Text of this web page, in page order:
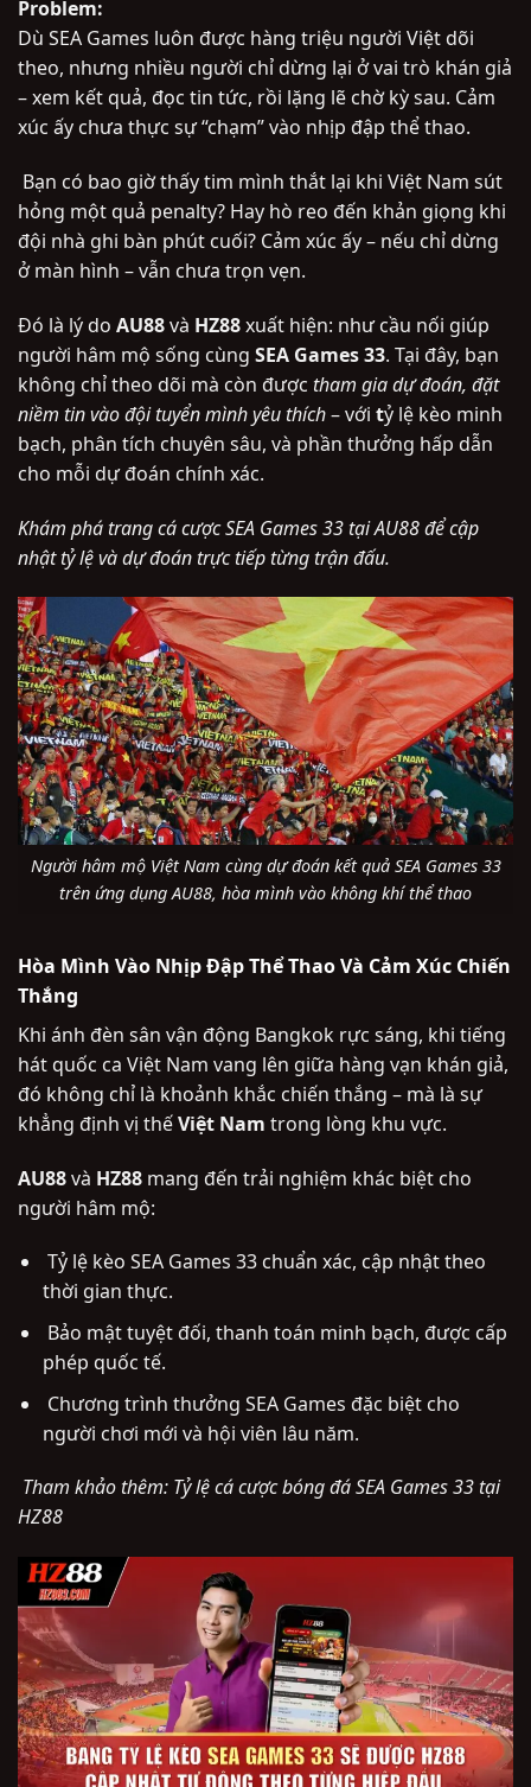
Problem:
Dù SEA Games luôn được hàng triệu người Việt dõi
theo, nhưng nhiều người chỉ dừng lại ở vai trò khán giả
– xem kết quả, đọc tin tức, rồi lặng lẽ chờ kỳ sau. Cảm
xúc ấy chưa thực sự “chạm” vào nhịp đập thể thao.
Bạn có bao giờ thấy tim mình thắt lại khi Việt Nam sút
hỏng một quả penalty? Hay hò reo đến khản giọng khi
đội nhà ghi bàn phút cuối? Cảm xúc ấy – nếu chỉ dừng
ở màn hình – vẫn chưa trọn vẹn.
Đó là lý do AU88và HZ88xuất hiện: như cầu nối giúp
người hâm mộ sống cùng SEA Games 33. Tại đây, bạn
không chỉ theo dõi mà còn được tham gia dự đoán, đặt
niềm tin vào đội tuyển mình yêu thích– với tỷ lệ kèo minh
bạch, phân tích chuyên sâu, và phần thưởng hấp dẫn
cho mỗi dự đoán chính xác.
Khám phá trang cá cược SEA Games 33 tại AU88 để cập
nhật tỷ lệ và dự đoán trực tiếp từng trận đấu.
Người hâm mộ Việt Nam cùng dự đoán kết quả SEA Games 33
trên ứng dụng AU88, hòa mình vào không khí thể thao
Hòa Mình Vào Nhịp Đập Thể Thao Và Cảm Xúc Chiến
Thắng
Khi ánh đèn sân vận động Bangkok rực sáng, khi tiếng
hát quốc ca Việt Nam vang lên giữa hàng vạn khán giả,
đó không chỉ là khoảnh khắc chiến thắng – mà là sự
khẳng định vị thếViệt Nam trong lòng khu vực.
AU88và HZ88 mang đến trải nghiệm khác biệt cho
người hâm mộ:
Tỷ lệ kèo SEA Games 33 chuẩn xác, cập nhật theo
thời gian thực.
Bảo mật tuyệt đối, thanh toán minh bạch, được cấp
phép quốc tế.
Chương trình thưởng SEA Games đặc biệt cho
người chơi mới và hội viên lâu năm.
Tham khảo thêm: Tỷ lệ cá cược bóng đá SEA Games 33 tại
HZ88